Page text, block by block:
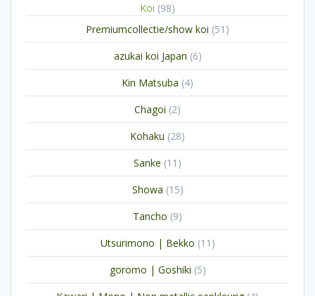
Koi 9898
producten
Premiumcollectie/show koi 51 51
producten
azukai koi Japan 66
producten
Kin Matsuba 44
producten
Chagoi 22
producten
Kohaku 2828
producten
Sanke 11 11
producten
Showa 1515
producten
Tancho 99
producten
Utsurimono | Bekko 11 11
producten
goromo | Goshiki 55
producten